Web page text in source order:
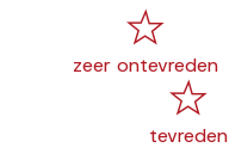
zeer ontevreden
tevreden